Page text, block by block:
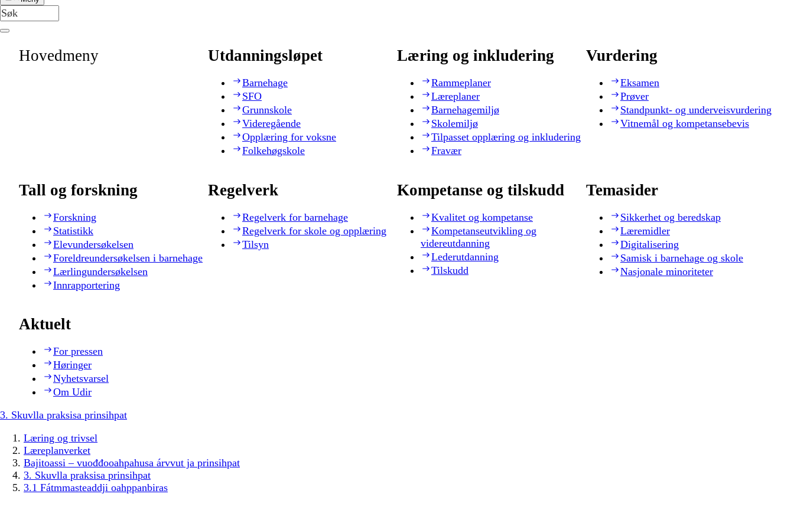
Hovedmeny Utdanningsløpet
Barnehage
SFO
Grunnskole
Videregående
Opplæring for voksne
Folkehøgskole
Læring og inkludering
Rammeplaner
Læreplaner
Barnehagemiljø
Skolemiljø
Tilpasset opplæring og inkludering
Fravær
Vurdering
Eksamen
Prøver
Standpunkt- og underveisvurdering
Vitnemål og kompetansebevis
Tall og forskning
Forskning
Statistikk
Elevundersøkelsen
Foreldreundersøkelsen i barnehage
Lærlingundersøkelsen
Innrapportering
Regelverk
Regelverk for barnehage
Regelverk for skole og opplæring
Tilsyn
Kompetanse og tilskudd
Kvalitet og kompetanse
Kompetanseutvikling og
videreutdanning
Lederutdanning
Tilskudd
Temasider
Sikkerhet og beredskap
Læremidler
Digitalisering
Samisk i barnehage og skole
Nasjonale minoriteter
Aktuelt
For pressen
Høringer
Nyhetsvarsel
Om Udir
3. Skuvlla praksisa prinsihpat
Læring og trivsel
Læreplanverket
Bajitoassi – vuođđooahpahusa árvvut ja prinsihpat
3. Skuvlla praksisa prinsihpat
3.1 Fátmmasteaddji oahppanbiras